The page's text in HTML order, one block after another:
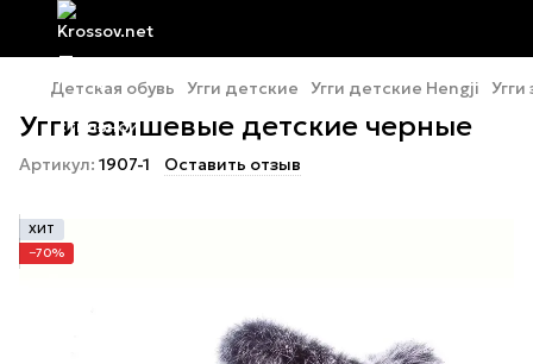
Детская обувь Угги детские Угги детские Hengji
Угги замшевые детские черные
Артикул: 1907-1 Оставить отзыв
ХИТ
−70%